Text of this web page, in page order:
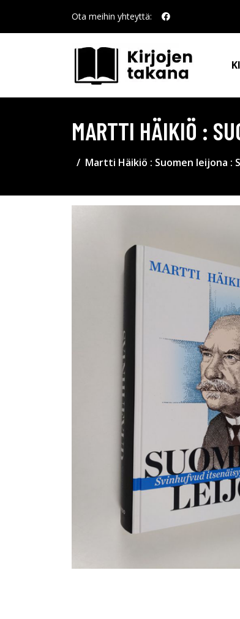
Ota meihin yhteyttä:
MARTTI HÄIKIÖ :
Martti Häikiö : Suomen leijona :